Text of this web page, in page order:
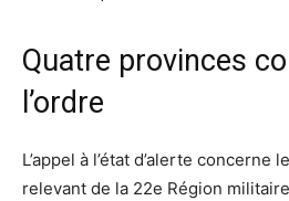
Quatre provinces
l’ordre
L’appel à l’état d’alerte
relevant de la 22e Région